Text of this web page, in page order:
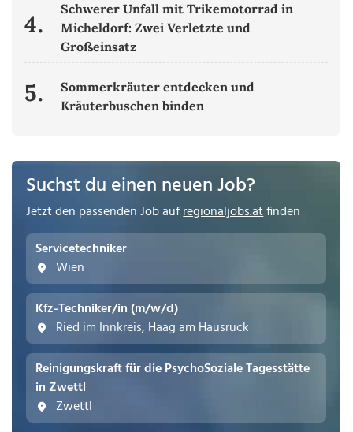
4.
Schwerer Unfall mit Trikemotorrad in
Micheldorf: Zwei Verletzte und
Großeinsatz
5.
Sommerkräuter entdecken und
Kräuterbuschen binden
Suchst du einen neuen Job?
Jetzt den passenden Job aufregionaljobs.atfinden
Servicetechniker
Wien
Kfz-Techniker/in (m/w/d)
Ried im Innkreis, Haag am Hausruck
Reinigungskraft für die PsychoSoziale Tagesstätte
in Zwettl
Zwettl